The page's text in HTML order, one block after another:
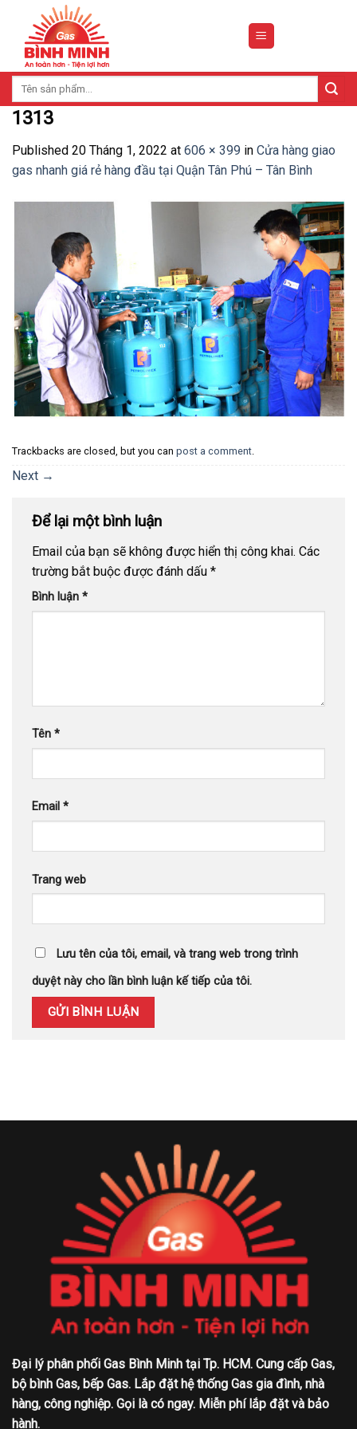
content
1313
Published 20 Tháng 1, 2022 at 606 × 399 in Cửa hàng giao
gas nhanh giá rẻ hàng đầu tại Quận Tân Phú – Tân Bình
Trackbacks are closed, but you can post a comment
Next →
Để lại một bình luận
Email của bạn sẽ không được hiển thị công khai. Các
trường bắt buộc được đánh dấu *
Bình luận *
Tên *
Email *
Trang web
Lưu tên của tôi, email, và trang web trong trình
duyệt này cho lần bình luận kế tiếp của tôi.
Đại lý phân phối Gas Bình Minh tại Tp. HCM. Cung cấp Gas,
bộ bình Gas, bếp Gas. Lắp đặt hệ thống Gas gia đình, nhà
hàng, công nghiệp. Gọi là có ngay. Miễn phí lắp đặt và bảo
hành.